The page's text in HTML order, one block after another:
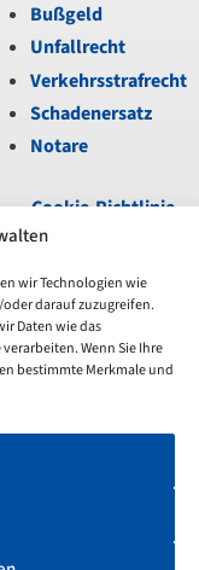
wir Technologien wie
darauf zuzugreifen.
Daten wie das
Wenn Sie Ihre
bestimmte Merkmale und
Bußgeld
Unfallrecht
Verkehrsstrafrecht
Schadenersatz
Notare
Cookie-Richtlinie
(EU)